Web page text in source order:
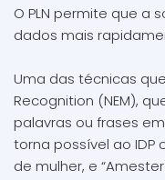
O PLN permite que a
dados mais
Uma das técnicas
Recognition (NEM),
palavras ou frases
torna possível ao IDP
de mulher, e